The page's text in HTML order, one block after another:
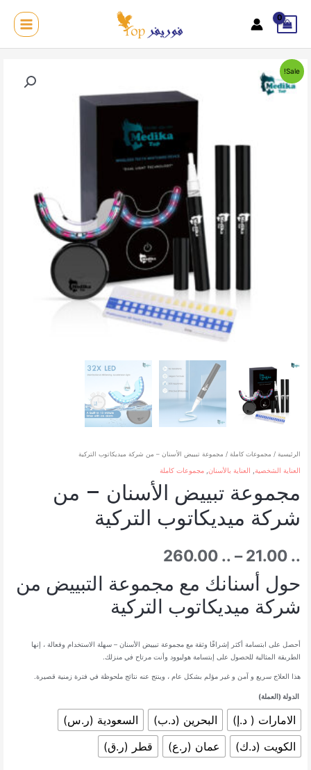
المحتوى
MAIN
MENU
Sale!
الرئيسية / مجموعات كاملة / مجموعة تبييض الأسنان – من شركة ميديكاتوب التركية
العناية الشخصية العناية بالأسنان ,مجموعات كاملة
مجموعة تبييض الأسنان – من
شركة ميديكاتوب التركية
21.00 ..
–
260.00 ..
السعر:
من
⁦21.00 ..⁩
خلال
حول أسنانك مع مجموعة التبييض من
شركة ميديكاتوب التركية
أحصل على ابتسامة أكثر إشراقًا وثقة مع مجموعة تبييض الأسنان – سهلة الاستخدام وفعالة ، إنها
الطريقة المثالية للحصول على إبتسامة هوليوود وأنت مرتاح في منزلك.
هذا العلاج سريع و آمن و غير مؤلم بشكل عام ، وينتج عنه نتائج ملحوظة في فترة زمنية قصيرة.
الدولة (العملة)
الامارات ( د.إ) البحرين (د.ب)
السعودية (ر.س)
الكويت (د.ك)
عمان (ر.ع) قطر (ر.ق)